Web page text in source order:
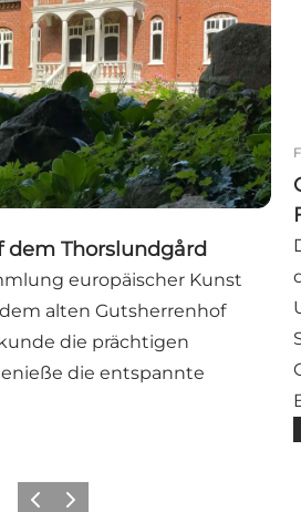
dem Thorslundgård
europäischer Kunst
alten Gutsherrenhof
die prächtigen
die entspannte
Vorherige Folie
Nächste Folie